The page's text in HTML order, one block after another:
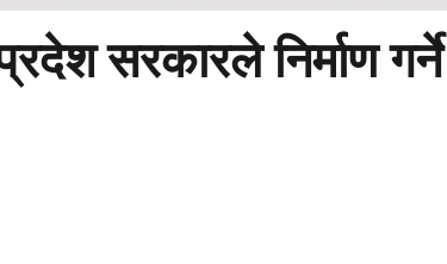
सरकारले निर्माण गर्ने